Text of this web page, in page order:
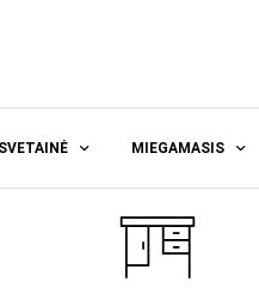
SVETAINĖ MIEGAMASIS